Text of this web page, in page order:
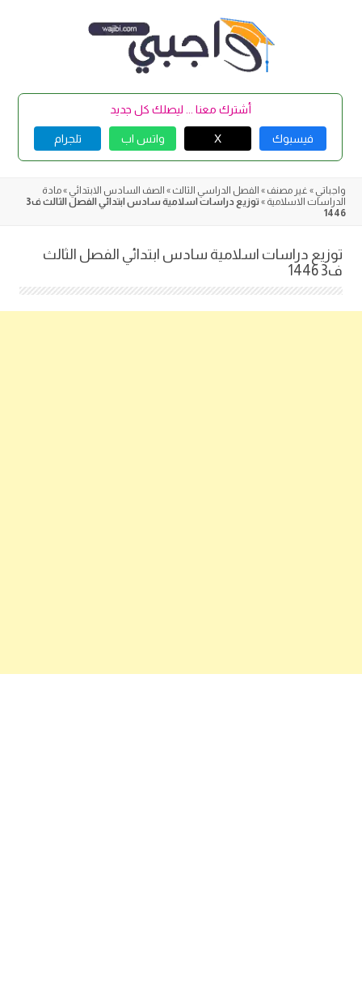
أشترك معنا ... ليصلك كل جديد
فيسبوك X واتس اب تلجرام
واجباتي » غير مصنف » الفصل الدراسي الثالث » الصف السادس الابتدائي »مادة
الدراسات الاسلامية »
توزيع دراسات اسلامية سادس ابتدائي الفصل الثالث ف3
1446
توزيع دراسات اسلامية سادس ابتدائي الفصل الثالث
ف3 1446